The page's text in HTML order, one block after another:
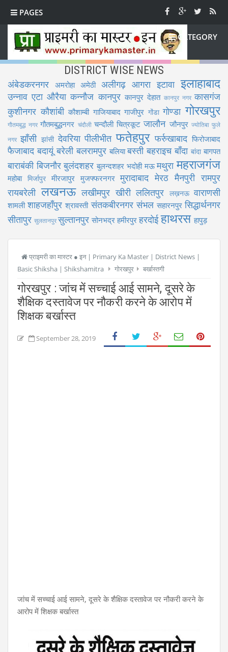
PAGES
CATEGORY
DISTRICT WISE NEWS
अंबेडकरनगर अमरोहा अमेठी अलीगढ़ आगरा इटावा इलाहाबाद
उन्नाव एटा औरैया कन्नौज कानपुर कानपुर देहात कानपुर नगर कासगंज
कुशीनगर कौशांबी कौशाम्बी गाजियाबाद गाजीपुर गोंडा गोण्डा गोरखपुर
गौतमबुद्ध नगर गौतमबुद्धनगर चंदौली चन्दौली चित्रकूट जालौन जौनपुर ज्योतिबा फुले
नगर झाँसी झांसी देवरिया पीलीभीत फतेहपुर फर्रुखाबाद फिरोजाबाद
फैजाबाद बदायूं बरेली बलरामपुर बलिया बस्ती बहराइच बाँदा बांदा बागपत
बाराबंकी बिजनौर बुलंदशहर बुलन्दशहर भदोही मऊ मथुरा महराजगंज
महोबा मिर्जापुर मीरजापुर मुजफ्फरनगर मुरादाबाद मेरठ मैनपुरी रामपुर
रायबरेली लखनऊ लखीमपुर खीरी ललितपुर लख़नऊ वाराणसी
शामली शाहजहाँपुर श्रावस्ती संतकबीरनगर संभल सहारनपुर सिद्धार्थनगर
सीतापुर सुलतानपुरसुल्तानपुर सोनभद्र हमीरपुर हरदोई हाथरस हापुड़
प्राइमरी का मास्टर ● इन | Primary Ka Master | District News |
Basic Shiksha | Shikshamitra
गोरखपुर बर्खास्तगी
गोरखपुर : जांच में सच्चाई आई सामने, दूसरे के
शैक्षिक दस्तावेज पर नौकरी करने के आरोप में
शिक्षक बर्खास्त
September 28, 2019
जांच में सच्चाई आई सामने, दूसरे के शैक्षिक दस्तावेज पर नौकरी करने के
आरोप में शिक्षक बर्खास्त